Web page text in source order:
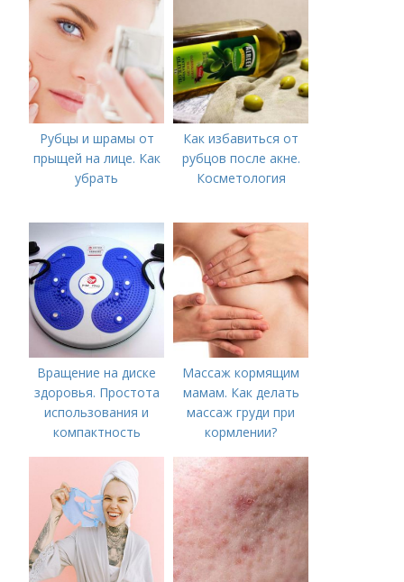
Рубцы и шрамы от
прыщей на лице. Как
убрать
Как избавиться от
рубцов после акне.
Косметология
Вращение на диске
здоровья. Простота
использования и
компактность
Массаж кормящим
мамам. Как делать
массаж груди при
кормлении?